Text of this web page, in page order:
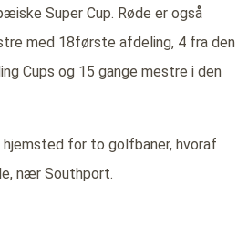
Super Cup. Røde er også
med 18første afdeling, 4 fra den
Cups og 15 gange mestre i den
hjemsted for to golfbaner, hvoraf
nær Southport.